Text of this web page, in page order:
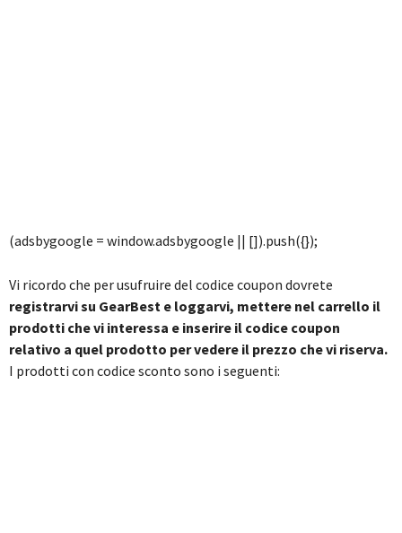
(adsbygoogle = window.adsbygoogle || []).push({});
Vi ricordo che per usufruire del codice coupon dovrete
registrarvi su GearBest e loggarvi, mettere nel carrello il
prodotti che vi interessa e inserire il codice coupon
relativo a quel prodotto per vedere il prezzo che vi riserva.
I prodotti con codice sconto sono i seguenti: